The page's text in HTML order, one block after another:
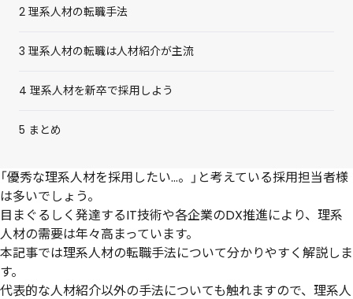
2 理系人材の転職手法
3 理系人材の転職は人材紹介が主流
4 理系人材を新卒で採用しよう
5 まとめ
「優秀な理系人材を採用したい…。」と考えている採用担当者様
は多いでしょう。
目まぐるしく発達するIT技術や各企業のDX推進により、 理系
人材の需要は年々高まっています。
本記事では理系人材の転職手法について分かりやすく解説しま
す。
代表的な人材紹介以外の手法についても触れますので、理系人